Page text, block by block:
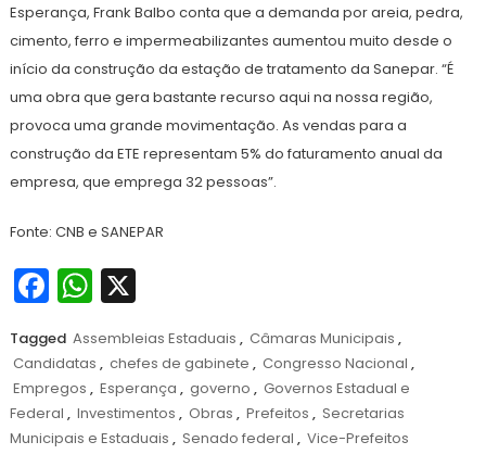
Esperança, Frank Balbo conta que a demanda por areia, pedra,
cimento, ferro e impermeabilizantes aumentou muito desde o
início da construção da estação de tratamento da Sanepar. “É
uma obra que gera bastante recurso aqui na nossa região,
provoca uma grande movimentação. As vendas para a
construção da ETE representam 5% do faturamento anual da
empresa, que emprega 32 pessoas”.
Fonte: CNB e SANEPAR
Facebook
WhatsApp
X
Tagged Assembleias Estaduais , Câmaras Municipais ,
Candidatas , chefes de gabinete , Congresso Nacional ,
Empregos , Esperança , governo , Governos Estadual e
Federal , Investimentos , Obras , Prefeitos , Secretarias
Municipais e Estaduais , Senado federal , Vice-Prefeitos